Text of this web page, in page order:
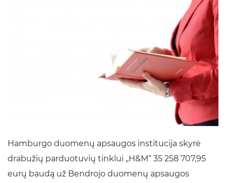
Hamburgo duomenų apsaugos institucija skyrė
drabužių parduotuvių tinklui „H&M“ 35 258 707,95
eurų baudą už Bendrojo duomenų apsaugos